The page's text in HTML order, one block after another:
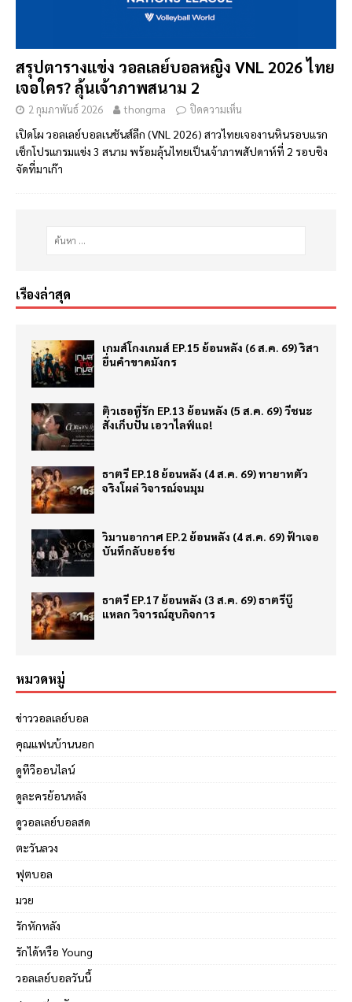
สรุปตารางแข่ง วอลเลย์บอลหญิง VNL 2026 ไทย
เจอใคร? ลุ้นเจ้าภาพสนาม 2
2 กุมภาพันธ์ 2026 thongma ปิดความเห็น
เปิดโผ วอลเลย์บอลเนชันส์ลีก (VNL 2026) สาวไทยเจองานหินรอบแรก
เช็กโปรแกรมแข่ง 3 สนาม พร้อมลุ้นไทยเป็นเจ้าภาพสัปดาห์ที่ 2 รอบชิง
จัดที่มาเก๊า
เรื่องล่าสุด
เกมส์โกงเกมส์ EP.15 ย้อนหลัง (6 ส.ค. 69) ริสา
ยื่นคำขาดมังกร
ติวเธอที่รัก EP.13 ย้อนหลัง (5 ส.ค. 69) วีชนะ
สั่งเก็บปั้น เอวาไลฟ์แฉ!
ธาตรี EP.18 ย้อนหลัง (4 ส.ค. 69) ทายาทตัว
จริงโผล่ วิจารณ์จนมุม
วิมานอากาศ EP.2 ย้อนหลัง (4 ส.ค. 69) ฟ้าเจอ
บันทึกลับยอร์ช
ธาตรี EP.17 ย้อนหลัง (3 ส.ค. 69) ธาตรีบู๊
แหลก วิจารณ์ฮุบกิจการ
หมวดหมู่
ข่าววอลเลย์บอล
คุณแฟนบ้านนอก
ดูทีวีออนไลน์
ดูละครย้อนหลัง
ดูวอลเลย์บอลสด
ตะวันลวง
ฟุตบอล
มวย
รักหักหลัง
รักได้หรือ Young
วอลเลย์บอลวันนี้